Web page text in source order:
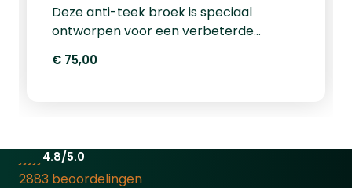
Deze anti-teek broek is speciaal
ontworpen voor een verbeterde
het verwerkte stretch materiaal. Deze
onder deze broek te dragen. Verney
Carron heeft deze broek speciaal laten
€ 75,00
4.8/5.0
2883 beoordelingen